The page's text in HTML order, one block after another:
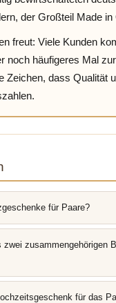
der Großteil Made in
freut: Viele Kunden
noch häufigeres Mal
Zeichen, dass Qualität
für Paare?
zwei zusammengehörigen
für das